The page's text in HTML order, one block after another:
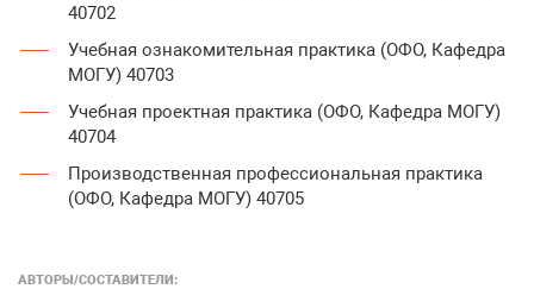
40702
Учебная ознакомительная практика (ОФО, Кафедра
МОГУ) 40703
Учебная проектная практика (ОФО, Кафедра МОГУ)
40704
Производственная профессиональная практика
(ОФО, Кафедра МОГУ) 40705
АВТОРЫ/COСТАВИТЕЛИ: